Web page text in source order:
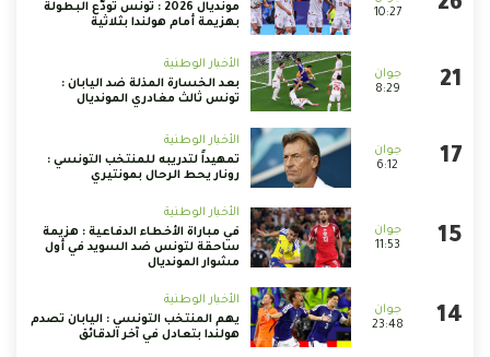
10:27
مونديال 2026 : تونس تودّع البطولة
بهزيمة أمام هولندا بثلاثية
8:29
الأخبار الوطنية
بعد الخسارة المذلة ضد اليابان :
تونس ثالث مغادري المونديال
6:12
الأخبار الوطنية
تمهيداً لتدريبه للمنتخب التونسي :
رونار يحط الرحال بمونتيري
11:53
الأخبار الوطنية
في مباراة الأخطاء الدفاعية : هزيمة
ساحقة لتونس ضد السويد في أول
مشوار المونديال
23:48
الأخبار الوطنية
يهم المنتخب التونسي : اليابان تصدم
هولندا بتعادل في آخر الدقائق